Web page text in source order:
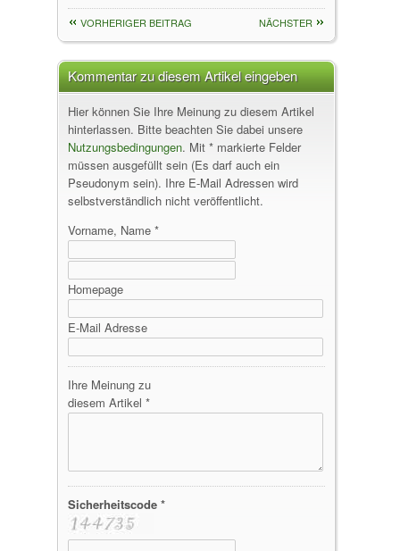
NÄCHSTER
VORHERIGER BEITRAG
Kommentar zu diesem Artikel eingeben
Hier können Sie Ihre Meinung zu diesem Artikel
hinterlassen. Bitte beachten Sie dabei unsere
Nutzungsbedingungen. Mit * markierte Felder
müssen ausgefüllt sein (Es darf auch ein
Pseudonym sein). Ihre E-Mail Adressen wird
selbstverständlich nicht veröffentlicht.
Vorname, Name *
Homepage
E-Mail Adresse
Ihre Meinung zu
diesem Artikel *
Sicherheitscode *